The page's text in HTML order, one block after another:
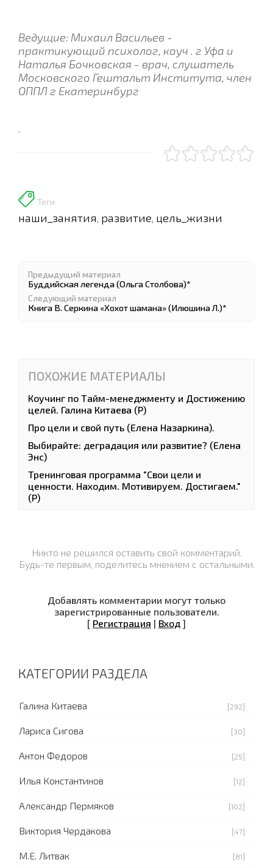
Ведущие: Михаил Васильев -
практикующий психолог, коуч . г Уфа и
Наталья Бочковская - врач, слушатель
Московского Гештальт Института, член
ОППЛ г Екатеринбург
.
Теги
наши_занятия, развитие, цель_жизни
Предыдущий материал
Буддийская легенда (Ольга Столбова)*
Следующий материал
Книга В. Серкина «Хохот шамана» (Илюшина Л.)*
ПОХОЖИЕ МАТЕРИАЛЫ
Коучинг по Тайм-менеджменту и Достижению
целей. Галина Китаева (Р)
Про цели и свой путь (Елена Назаркина).
Выбирайте: деградация или развитие? (Елена
Энс)
Тренинговая программа "Свои цели и
ценности. Находим. Мотивируем. Достигаем."
(Р)
Никто не решился оставить свой комментарий.
Будь-те первым, поделитесь мнением с остальными.
Добавлять комментарии могут только
зарегистрированные пользователи.
[ Регистрация | Вход ]
КАТЕГОРИИ РАЗДЕЛА
Галина Китаева [292]
Лариса Сигова [30]
Антон Федоров [25]
Илья Константинов [12]
Александр Пермяков [102]
Виктория Чердакова [47]
М.Е. Литвак [81]